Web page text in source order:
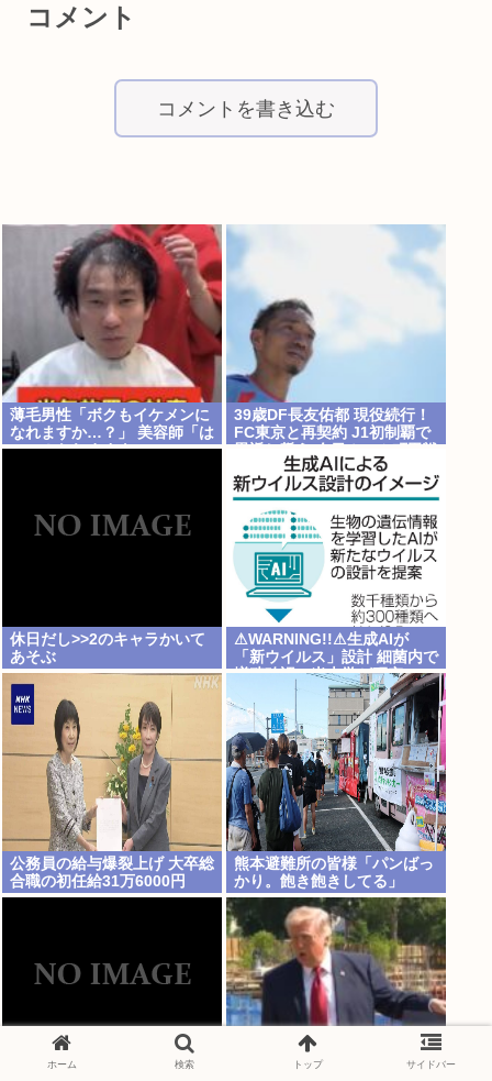
コメント
コメントを書き込む
薄毛男性「ボクもイケメンに
なれますか…？」 美容師「は
いっ！なれますよ 」
39歳DF長友佑都 現役続行！
FC東京と再契約 J1初制覇で
恩返し誓う 今日ホーム町田戦
で正式表明
休日だし>>2のキャラかいて
あそぶ
⚠WARNING!!⚠生成AIが
「新ウイルス」設計 細菌内で
増殖確認、米大学が研究
公務員の給与爆裂上げ 大卒総
合職の初任給31万6000円
www
熊本避難所の皆様「パンばっ
かり。飽き飽きしてる」
ホーム 検索 トップ サイドバー